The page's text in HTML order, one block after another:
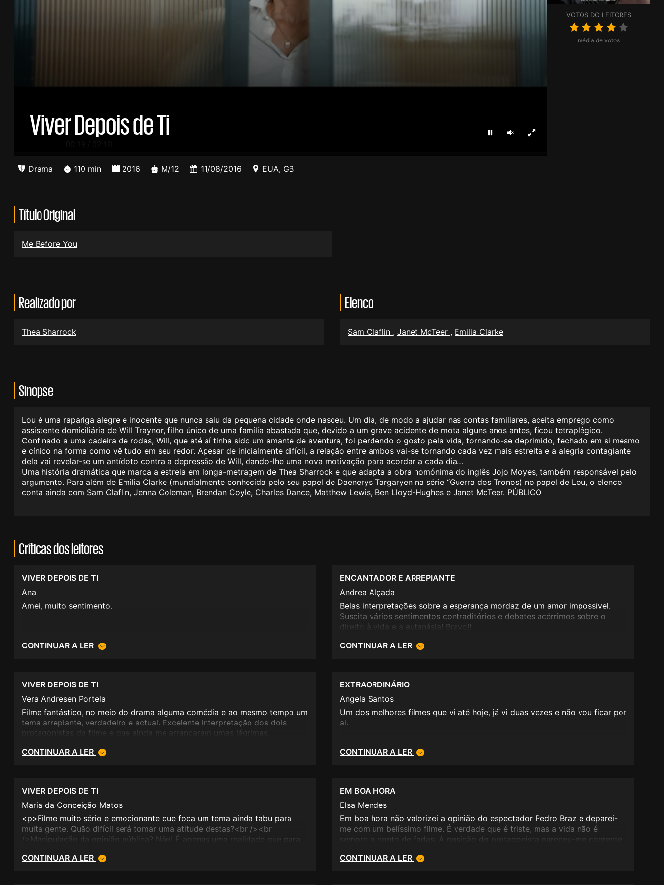
PararLigar somEcrã inteiro
Viver Depois de Ti
VOTOS DO LEITORES
média de votos
Drama 110 min 2016 M/12 11/08/2016 EUA, GB
Título Original
Me Before You
Realizado por
Thea Sharrock
Elenco
Sam Claflin , Janet McTeer , Emilia Clarke
Sinopse
Lou é uma rapariga alegre e inocente que nunca saiu da pequena cidade onde nasceu. Um dia, de modo a ajudar nas contas familiares, aceita emprego como
assistente domiciliária de Will Traynor, filho único de uma família abastada que, devido a um grave acidente de mota alguns anos antes, ficou tetraplégico.
Confinado a uma cadeira de rodas, Will, que até aí tinha sido um amante de aventura, foi perdendo o gosto pela vida, tornando-se deprimido, fechado em si mesmo
e cínico na forma como vê tudo em seu redor. Apesar de inicialmente difícil, a relação entre ambos vai-se tornando cada vez mais estreita e a alegria contagiante
dela vai revelar-se um antídoto contra a depressão de Will, dando-lhe uma nova motivação para acordar a cada dia…
Uma história dramática que marca a estreia em longa-metragem de Thea Sharrock e que adapta a obra homónima do inglês Jojo Moyes, também responsável pelo
argumento. Para além de Emilia Clarke (mundialmente conhecida pelo seu papel de Daenerys Targaryen na série “Guerra dos Tronos) no papel de Lou, o elenco
conta ainda com Sam Claflin, Jenna Coleman, Brendan Coyle, Charles Dance, Matthew Lewis, Ben Lloyd-Hughes e Janet McTeer. PÚBLICO
Críticas dos leitores
VIVER DEPOIS DE TI
Ana
Amei, muito sentimento.
CONTINUAR A LER
ENCANTADOR E ARREPIANTE
Andrea Alçada
Belas interpretações sobre a esperança mordaz de um amor impossível.
Suscita vários sentimentos contraditórios e debates acérrimos sobre o
direito à vida e a eutanásia! Bravo!!
CONTINUAR A LER
VIVER DEPOIS DE TI
Vera Andresen Portela
Filme fantástico, no meio do drama alguma comédia e ao mesmo tempo um
tema arrepiante, verdadeiro e actual. Excelente interpretação dos dois
protagonistas do filme e que ainda me arrancaram umas lágrimas.
CONTINUAR A LER
EXTRAORDINÁRIO
Angela Santos
Um dos melhores filmes que vi até hoje, já vi duas vezes e não vou ficar por
ai.
CONTINUAR A LER
VIVER DEPOIS DE TI
Maria da Conceição Matos
<p>Filme muito sério e emocionante que foca um tema ainda tabu para
muita gente. Quão difícil será tomar uma atitude destas?<br /><br
/>Manipulação da opinião pública? Não! É apenas uma realidade que para
Excelente.</p>
CONTINUAR A LER
EM BOA HORA
Elsa Mendes
Em boa hora não valorizei a opinião do espectador Pedro Braz e deparei-
me com um belíssimo filme. É verdade que é triste, mas a vida não é
sempre o conto de fadas. A posição do protagonista pareceu-me coerente
CONTINUAR A LER